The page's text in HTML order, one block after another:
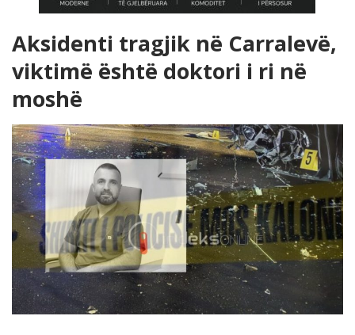
Aksidenti tragjik në Carralevë,
viktimë është doktori i ri në
moshë